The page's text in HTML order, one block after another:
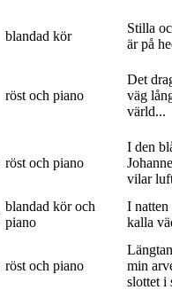
blandad kör
Stilla
är på
röst och piano
Det
väg
värld...
röst och piano
I den
vilar
blandad kör och
piano
I natten
kalla
röst och piano
min
slottet i